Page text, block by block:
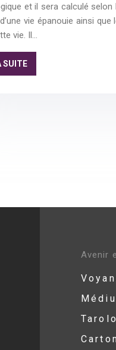
et il sera calculé
vie épanouie ainsi
vie. Il…
SUITE
Avenir